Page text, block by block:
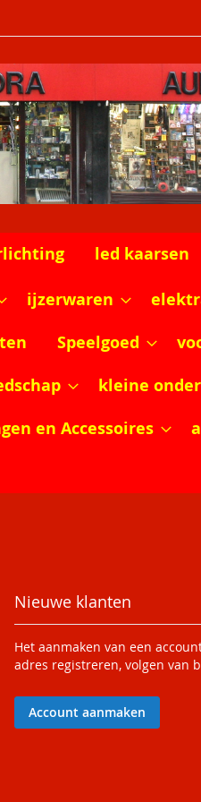
led kaarsen
ijzerwaren
Speelgoed
kleine
en Accessoires
Nieuwe klanten
Het aanmaken van een
adres registreren, volgen van
Account aanmaken